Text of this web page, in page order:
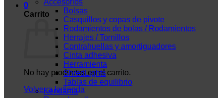
0
Carrito
No hay productos en el carrito.
Volver a la tienda
Accesorios
Bolsas
Casquillos y copas de pivote
Rodamientos de bolas / Rodamientos
Herrajes / Tornillos
Contrahuellas y amortiguadores
Cinta adhesiva
Herramienta
ShredLights
Tablas de equilibrio
Kendama